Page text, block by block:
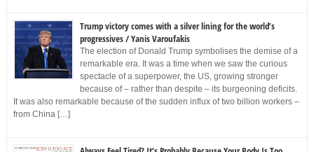
Trump victory comes with a silver lining for the world’s
progressives / Yanis Varoufakis
The election of Donald Trump symbolises the demise of a
remarkable era. It was a time when we saw the curious
spectacle of a superpower, the US, growing stronger
because of – rather than despite – its burgeoning deficits.
It was also remarkable because of the sudden influx of two billion workers –
from China […]